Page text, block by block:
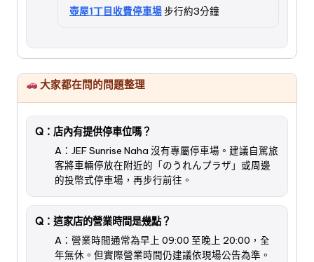
壺屋1丁目收費停車場步行約3分鐘
大家都在問的問題整理
Q：店內有提供停車位嗎？
A：JEF Sunrise Naha 沒有專屬停車場。建議自駕旅
客將車輛停放在附近的「のうれんプラザ」或周邊
的投幣式停車場，再步行前往。
Q：這家店的營業時間是幾點？
A：營業時間通常為早上 09:00 至晚上 20:00，全
年無休。但實際營業時間仍建議依現場公告為準。